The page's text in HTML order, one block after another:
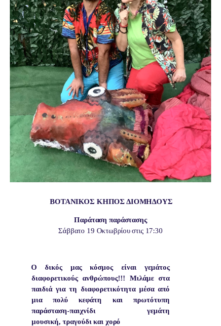
ΒΟΤΑΝΙΚΟΣ ΚΗΠΟΣ ΔΙΟΜΗΔΟΥΣ
Παράταση παράστασης
Σάββατο 19 Οκτωβρίου στις 17:30
Ο δικός μας κόσμος είναι
γεμάτος
διαφορετικούς ανθρώπους!!! Μιλάμε στα
παιδιά για τη διαφορετικότητα μέσα από
μια
πολύ κεφάτη και πρωτότυπη
παράσταση-παιχνίδι γεμάτη
μουσική, τραγούδι και χορό